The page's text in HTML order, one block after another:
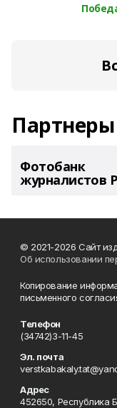
Партнеры
Фотобанк
журналистов
© 2021-2026 Сайт
Об использовании
Копирование
письменного
Телефон
(34742)3-11-45
Эл. почта
Адрес
452650, Республика